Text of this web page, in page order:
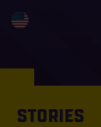
STORIES